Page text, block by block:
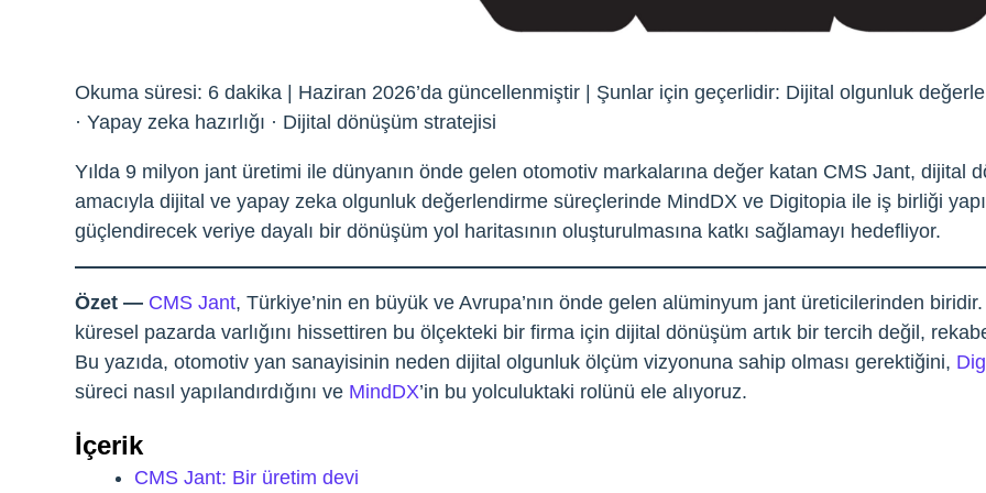
Okuma süresi: 6 dakika | Haziran 2026’da güncellenmiştir | Şunlar için geçerlidir: Dijital olgunluk
· Yapay zeka hazırlığı · Dijital dönüşüm stratejisi
Yılda 9 milyon jant üretimi ile dünyanın önde gelen otomotiv markalarına değer katan CMS Jant, dijital
amacıyla dijital ve yapay zeka olgunluk değerlendirme süreçlerinde MindDX ve Digitopia ile iş birliği
güçlendirecek veriye dayalı bir dönüşüm yol haritasının oluşturulmasına katkı sağlamayı hedefliyor.
Özet — CMS Jant, Türkiye’nin en büyük ve Avrupa’nın önde gelen alüminyum jant üreticilerinden
küresel pazarda varlığını hissettiren bu ölçekteki bir firma için dijital dönüşüm artık bir tercih değil,
Bu yazıda, otomotiv yan sanayisinin neden dijital olgunluk ölçüm vizyonuna sahip olması gerektiğini,
süreci nasıl yapılandırdığını ve MindDX’in bu yolculuktaki rolünü ele alıyoruz.
İçerik
CMS Jant: Bir üretim devi